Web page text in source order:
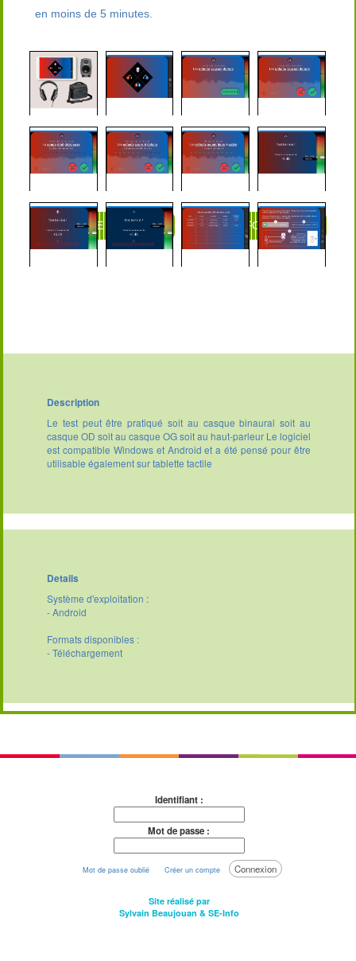
en moins de 5 minutes.
DEMANDE DE DEVIS PLUS D'INFORMATIONS
Description
Le test peut être pratiqué soit au casque binaural soit au
casque OD soit au casque OG soit au haut-parleur Le logiciel
est compatible Windows et Android et a été pensé pour être
utilisable également sur tablette tactile
Details
Système d'exploitation :
- Android
Formats disponibles :
- Téléchargement
Identifiant :
Mot de passe :
Mot de passe oublié Créer un compte Connexion
Site réalisé par
Sylvain Beaujouan & SE-Info